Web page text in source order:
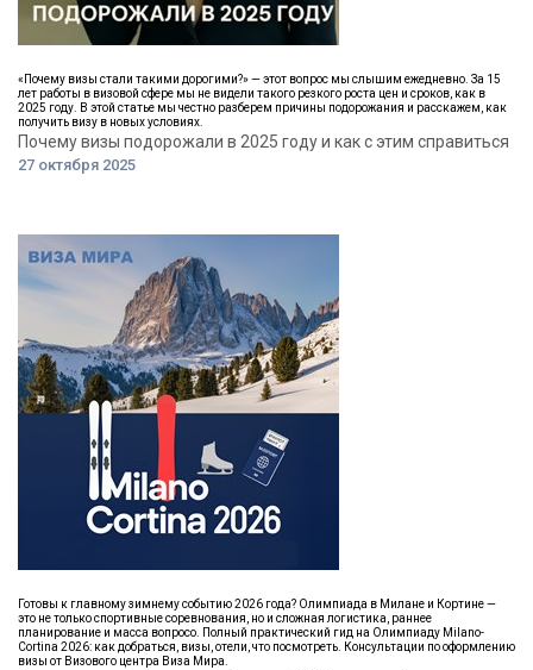
«Почему визы стали такими дорогими?» — этот вопрос мы слышим ежедневно. За 15
лет работы в визовой сфере мы не видели такого резкого роста цен и сроков, как в
2025 году. В этой статье мы честно разберем причины подорожания и расскажем, как
получить визу в новых условиях.
Почему визы подорожали в 2025 году и как с этим справиться
27 октября 2025
Готовы к главному зимнему событию 2026 года? Олимпиада в Милане и Кортине —
это не только спортивные соревнования, но и сложная логистика, раннее
планирование и масса вопросо. Полный практический гид на Олимпиаду Milano-
Cortina 2026: как добраться, визы, отели, что посмотреть. Консультации по оформлению
визы от Визового центра Виза Мира.